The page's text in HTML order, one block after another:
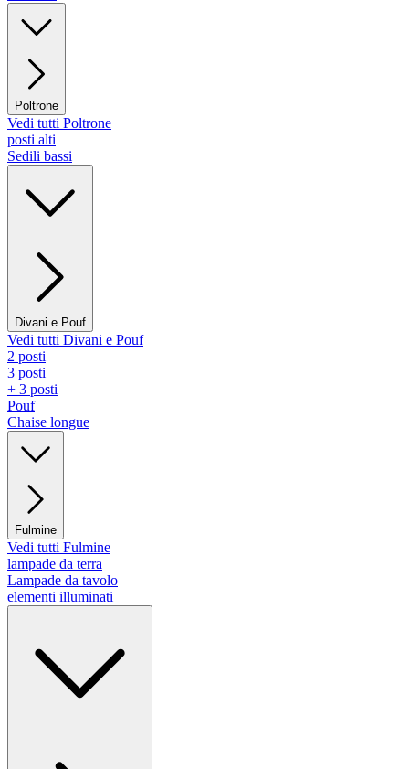
Poltrone
Vedi tutti Poltrone
posti alti
Sedili bassi
Divani e Pouf
Vedi tutti Divani e Pouf
2 posti
3 posti
+ 3 posti
Pouf
Chaise longue
Fulmine
Vedi tutti Fulmine
lampade da terra
Lampade da tavolo
elementi illuminati